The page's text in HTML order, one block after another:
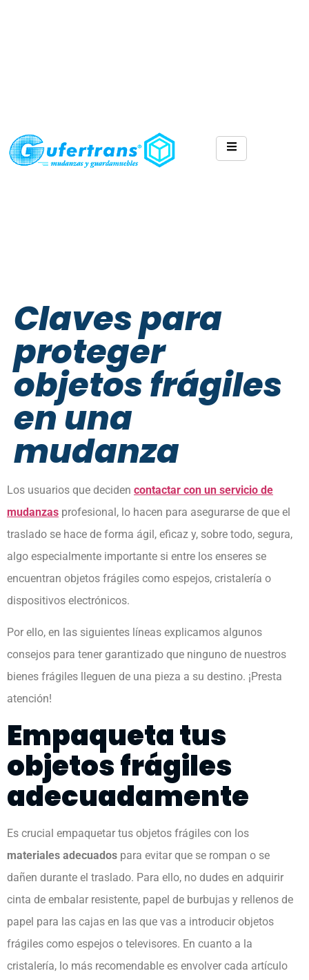
Claves para
proteger
objetos frágiles
en una
mudanza
Los usuarios que deciden contactar con un servicio de
mudanzas profesional, lo hacen para asegurarse de que el
traslado se hace de forma ágil, eficaz y, sobre todo, segura,
algo especialmente importante si entre los enseres se
encuentran objetos frágiles como espejos, cristalería o
dispositivos electrónicos.
Por ello, en las siguientes líneas explicamos algunos
consejos para tener garantizado que ninguno de nuestros
bienes frágiles lleguen de una pieza a su destino. ¡Presta
atención!
Empaqueta tus
objetos frágiles
adecuadamente
Es crucial empaquetar tus objetos frágiles con los
materiales adecuados para evitar que se rompan o se
dañen durante el traslado. Para ello, no dudes en adquirir
cinta de embalar resistente, papel de burbujas y rellenos de
papel para las cajas en las que vas a introducir objetos
frágiles como espejos o televisores. En cuanto a la
cristalería, lo más recomendable es envolver cada artículo